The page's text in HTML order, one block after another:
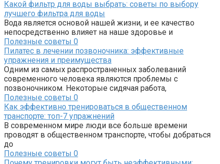
Какой фильтр для воды выбрать: советы по выбору
лучшего фильтра для воды
Вода является основой нашей жизни, и ее качество
непосредственно влияет на наше здоровье и
Полезные советы 0
Пилатес в лечении позвоночника: эффективные
упражнения и преимущества
Одним из самых распространенных заболеваний
современного человека являются проблемы с
позвоночником. Некоторые сидячая работа,
Полезные советы 0
Как эффективно тренироваться в общественном
транспорте: топ-7 упражнений
В современном мире люди все больше времени
проводят в общественном транспорте, чтобы добраться
до
Полезные советы 0